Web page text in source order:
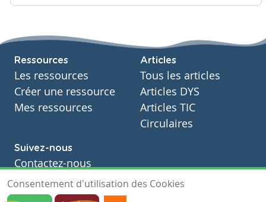
Ressources
Les ressources
Créer une ressource
Mes ressources
Articles
Tous les articles
Articles DYS
Articles TIC
Circulaires
Suivez-nous
Contactez-nous
Soutien scolaire
Notre page Facebook
Consentement d'utilisation des Cookies